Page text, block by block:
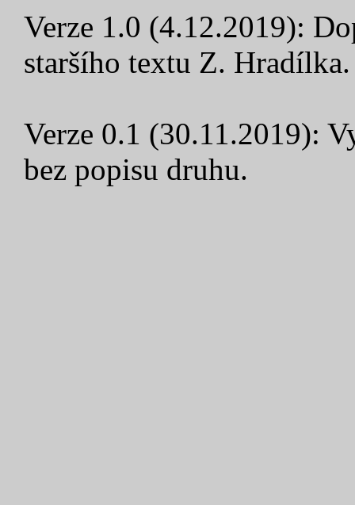
Verze 1.0 (4.12.2019):
staršího textu Z. Hradílka.
Verze 0.1 (30.11.2019):
bez popisu druhu.